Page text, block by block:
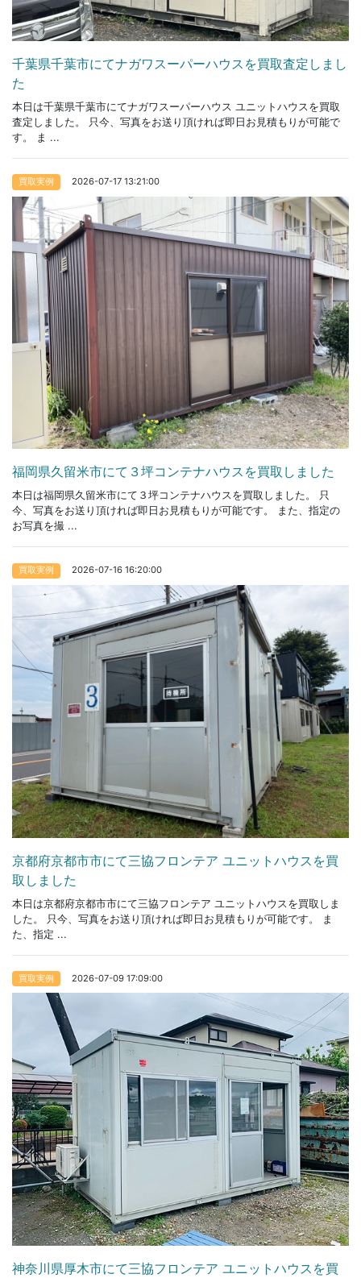
千葉県千葉市にてナガワスーパーハウスを買取査定しまし
た
本日は千葉県千葉市にてナガワスーパーハウス ユニットハウスを買取
査定しました。 只今、写真をお送り頂ければ即日お見積もりが可能で
す。 ま ...
買取実例 2026-07-17 13:21:00
福岡県久留米市にて３坪コンテナハウスを買取しました
本日は福岡県久留米市にて３坪コンテナハウスを買取しました。 只
今、写真をお送り頂ければ即日お見積もりが可能です。 また、指定の
お写真を撮 ...
買取実例 2026-07-16 16:20:00
京都府京都市市にて三協フロンテア ユニットハウスを買
取しました
本日は京都府京都市市にて三協フロンテア ユニットハウスを買取しま
した。 只今、写真をお送り頂ければ即日お見積もりが可能です。 ま
た、指定 ...
買取実例 2026-07-09 17:09:00
神奈川県厚木市にて三協フロンテア ユニットハウスを買